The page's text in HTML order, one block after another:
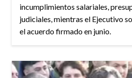
incumplimientos salariales,
judiciales, mientras el Ejecutivo
el acuerdo firmado en junio.